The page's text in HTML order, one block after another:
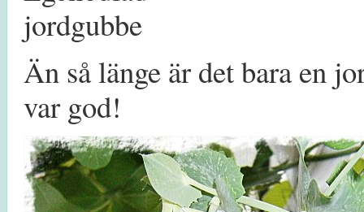
Än så länge är det bara en
var god!